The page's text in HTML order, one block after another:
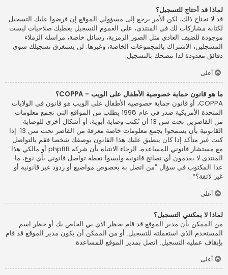
لماذا قد أحتاج للتسجيل؟
قد لا تحتاج ذلك، لكن الأمر يرجع إلى مسؤولي الموقع إن فرضوا عليك التسجيل
لكتابة مشاركات لك في المنتدى، على العموم التسجيل يعطيك صلاحيات ليست
موجودة للضيف العادي مثل الصور الرمزية، رسائل خاصة، مراسلة الزملاء
المسجلين، الاشتراك بالمجموعات الخاصة، وغيرها. لن يستغرق تسجيلك سوى
دقائق معدودة لذا ننصحك بالتسجيل.
أعلى
ما هو قانون حماية خصوصية الأطفال على الويب - COPPA؟
COPPA، أو قانون حماية خصوصية الأطفال على الويب هو قانون في الولايات
المتحدة الأمريكية صدر في عام 1998 يطلب من المواقع التي تجمع معلومات
من القاصرين تحت سن 13 أن تُكتَب وصاية أبوية، أو أشكال أخرى للوصاية
القانونية بأن يسمحوا بجمع معلومات خاصة معرفة من القاصر تحت سن 13. إذا
كنت غير متأكد إذا كان ينطبق عليك هذا القانون بوصفك شخصا فقم بالتواصل
مع مستشار قانوني للمساعدة، الرجاء الانتباه بأن شركة phpBB أو مالكي هذا
المنتدى لا يقدمون أي نصائح قانونية وليسوا نقطة تواصل قانوني بأي نوع، ما
عدا المكتوب في سؤال ”من اتصل به بخصوص مواضيع أو ردود غير قانونية أو
غير لائقة؟“ .
أعلى
لماذا لا يمكنني التسجيل؟
من الممكن بأن مدير الموقع قد قام بحظر الآي بي الخاص بك أو حظر اسم
المستخدم الذي استعملته للتسجيل. أو من الممكن أن يكون مدير الموقع قد قام
بإيقاف عمليه التسجيل. اتصل بمدير الموقع للمساعدة.
أعلى